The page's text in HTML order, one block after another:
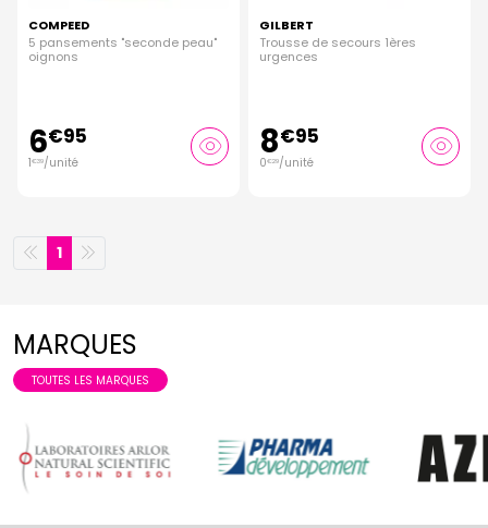
COMPEED
5 pansements "seconde peau"
oignons
6€95
1€39/unité
GILBERT
Trousse de secours 1ères
urgences
8€95
0€29/unité
1
MARQUES
TOUTES LES MARQUES